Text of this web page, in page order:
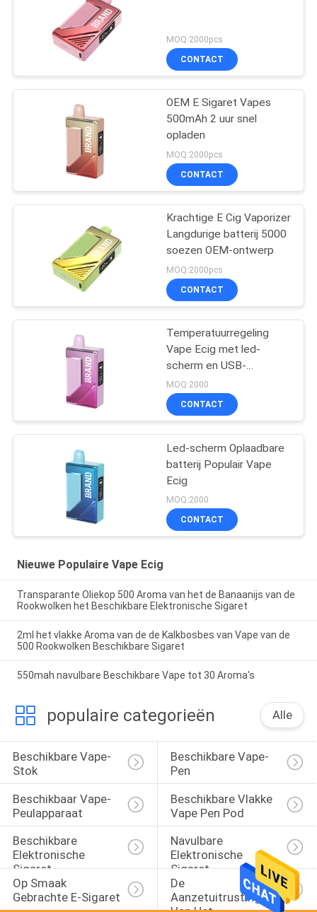
MOQ:2000pcs
CONTACT
OEM E Sigaret Vapes
500mAh 2 uur snel
opladen
MOQ:2000pcs
CONTACT
Krachtige E Cig Vaporizer
Langdurige batterij 5000
soezen OEM-ontwerp
MOQ:2000pcs
CONTACT
Temperatuurregeling
Vape Ecig met led-
scherm en USB-
oplaadpoort
MOQ:2000
CONTACT
Led-scherm Oplaadbare
batterij Populair Vape
Ecig
MOQ:2000
CONTACT
Nieuwe Populaire Vape Ecig
Transparante Oliekop 500 Aroma van het de Banaanijs van de
Rookwolken het Beschikbare Elektronische Sigaret
2ml het vlakke Aroma van de de Kalkbosbes van Vape van de
500 Rookwolken Beschikbare Sigaret
550mah navulbare Beschikbare Vape tot 30 Aroma's
populaire categorieën Alle
Beschikbare Vape-
Stok
Beschikbare Vape-
Pen
Beschikbaar Vape-
Peulapparaat
Beschikbare Vlakke
Vape Pen Pod
Beschikbare
Elektronische
Sigaret
Navulbare
Elektronische
Sigaret
Op Smaak
Gebrachte E-Sigaret
De
Aanzetuitrustingen